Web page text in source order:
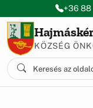
Ugrás a menüre
Ugrás a +36 88
KÖZSÉG